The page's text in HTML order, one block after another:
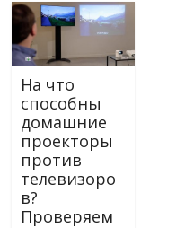
На что
способны
домашние
проекторы
против
телевизоро
в?
Проверяем